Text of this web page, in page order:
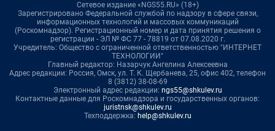
Сетевое издание «NGS55.RU» (18+)
Зарегистрировано Федеральной службой по надзору в сфере связи,
информационных технологий и массовых коммуникаций
(Роскомнадзор). Регистрационный номер и дата принятия решения о
регистрации - ЭЛ № ФС 77 - 78819 от 07.08.2020 г.
Учредитель: Общество с ограниченной ответственностью "ИНТЕРНЕТ
ТЕХНОЛОГИИ"
Главный редактор: Назарчук Ангелина Алексеевна
Адрес редакции: Россия, Омск, ул. Т. К. Щербанева, 25, офис 402, телефон
8 (3812) 38-08-69
Электронный адрес редакции: ngs55@shkulev.ru
Контактные данные для Роскомнадзора и государственных органов:
juristnsk@shkulev.ru
Техподдержка: help@shkulev.ru